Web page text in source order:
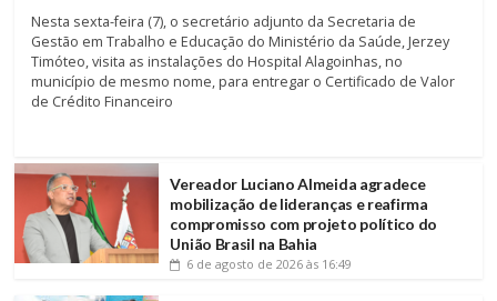
Nesta sexta-feira (7), o secretário adjunto da Secretaria de
Gestão em Trabalho e Educação do Ministério da Saúde, Jerzey
Timóteo, visita as instalações do Hospital Alagoinhas, no
município de mesmo nome, para entregar o Certificado de Valor
de Crédito Financeiro
Vereador Luciano Almeida agradece
mobilização de lideranças e reafirma
compromisso com projeto político do
União Brasil na Bahia
6 de agosto de 2026 às 16:49